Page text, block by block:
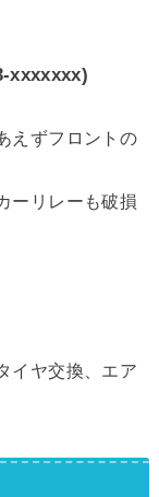
xxxxxxx)
えずフロントの
ーリレーも破損
イヤ交換、エア